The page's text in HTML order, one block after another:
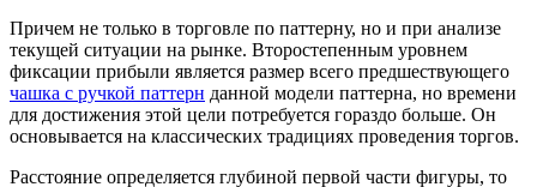
Причем не только в торговле по паттерну, но и при анализе
текущей ситуации на рынке. Второстепенным уровнем
фиксации прибыли является размер всего предшествующего
чашка с ручкой паттерн данной модели паттерна, но времени
для достижения этой цели потребуется гораздо больше. Он
основывается на классических традициях проведения торгов.
Расстояние определяется глубиной первой части фигуры, то